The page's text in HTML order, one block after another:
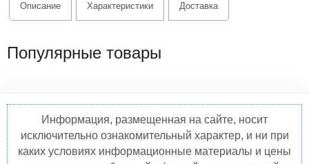
Описание Характеристики Доставка
Популярные товары
Информация, размещенная на сайте, носит
исключительно ознакомительный характер, и ни при
каких условиях информационные материалы и цены